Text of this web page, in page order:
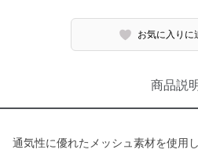
お気に入りに
商品説
通気性に優れたメッシュ素材を使用